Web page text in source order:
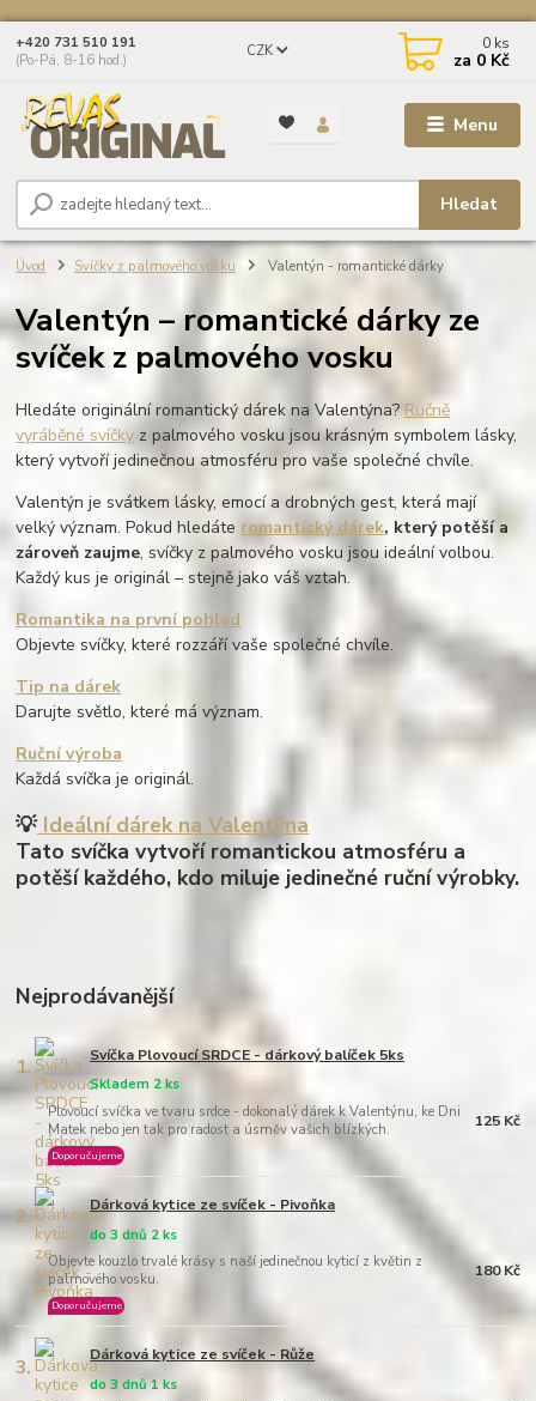
Menu
CZK
Hledat
+420 731 510 191
(Po-Pá, 8-16 hod.)
0 ks
za 0 Kč
Úvod Svíčky z palmového vosku Valentýn - romantické dárky
Valentýn – romantické dárky ze
svíček z palmového vosku
Hledáte originální romantický dárek na Valentýna?Ručně
vyráběné svíčky z palmového vosku jsou krásným symbolem lásky,
který vytvoří jedinečnou atmosféru pro vaše společné chvíle.
Valentýn je svátkem lásky, emocí a drobných gest, která mají
velký význam. Pokud hledáte romantický dárek, který potěší a
zároveň zaujme, svíčky z palmového vosku jsou ideální volbou.
Každý kus je originál – stejně jako váš vztah.
Romantika na první pohled
Objevte svíčky, které rozzáří vaše společné chvíle.
Tip na dárek
Darujte světlo, které má význam.
Ruční výroba
Každá svíčka je originál.
💡Ideální dárek na Valentýna
Tato svíčka vytvoří romantickou atmosféru a
potěší každého, kdo miluje jedinečné ruční výrobky.
Nejprodávanější
1. Svíčka Plovoucí SRDCE - dárkový balíček 5ks
Plovoucí svíčka ve tvaru srdce - dokonalý dárek k Valentýnu, ke Dni
Matek nebo jen tak pro radost a úsměv vašich blízkých.
Skladem 2 ks
Doporučujeme
125 Kč
2. Dárková kytice ze svíček - Pivoňka
Objevte kouzlo trvalé krásy s naší jedinečnou kyticí z květin z
palmového vosku.
do 3 dnů 2 ks
Doporučujeme
180 Kč
3. Dárková kytice ze svíček - Růže
do 3 dnů 1 ks